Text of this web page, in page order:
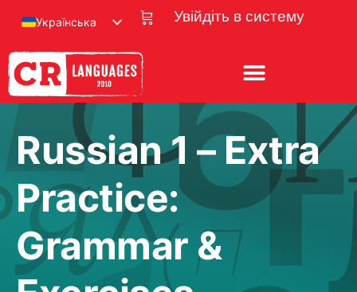
Увійдіть в систему
Українська
Russian 1 – Extra
Practice:
Grammar &